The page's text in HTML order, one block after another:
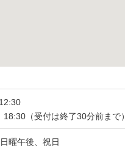
18:30（受付は終了30分前まで）
曜午後、祝日